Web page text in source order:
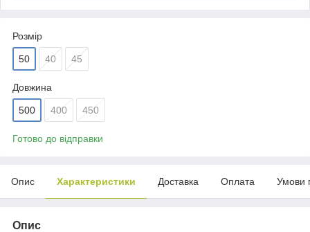
Розмір
50 40 45
Довжина
500 400 450
Готово до відправки
Опис Характеристики Доставка Оплата Умови
Опис